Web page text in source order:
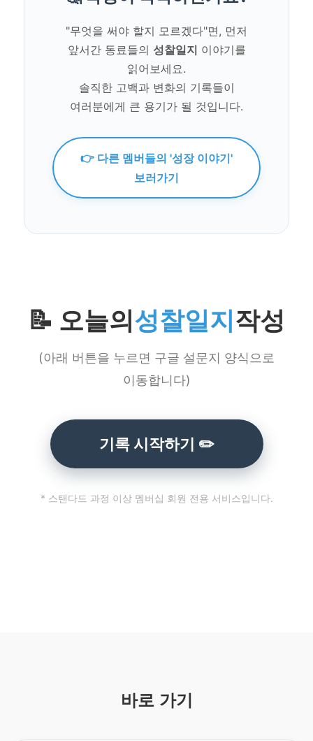
"무엇을 써야 할지 모르겠다"면, 먼저
앞서간 동료들의 성찰일지 이야기를
읽어보세요.
솔직한 고백과 변화의 기록들이
여러분에게 큰 용기가 될 것입니다.
👉 다른 멤버들의 '성장 이야기'
보러가기
📝 오늘의성찰일지작성
(아래 버튼을 누르면 구글 설문지 양식으로
이동합니다)
기록 시작하기 ✏️
* 스탠다드 과정 이상 멤버십 회원 전용 서비스입니다.
바로 가기